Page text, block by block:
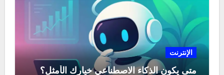
الإنترنت
متى يكون الذكاء الاصطناعي خيارك الأمثل؟